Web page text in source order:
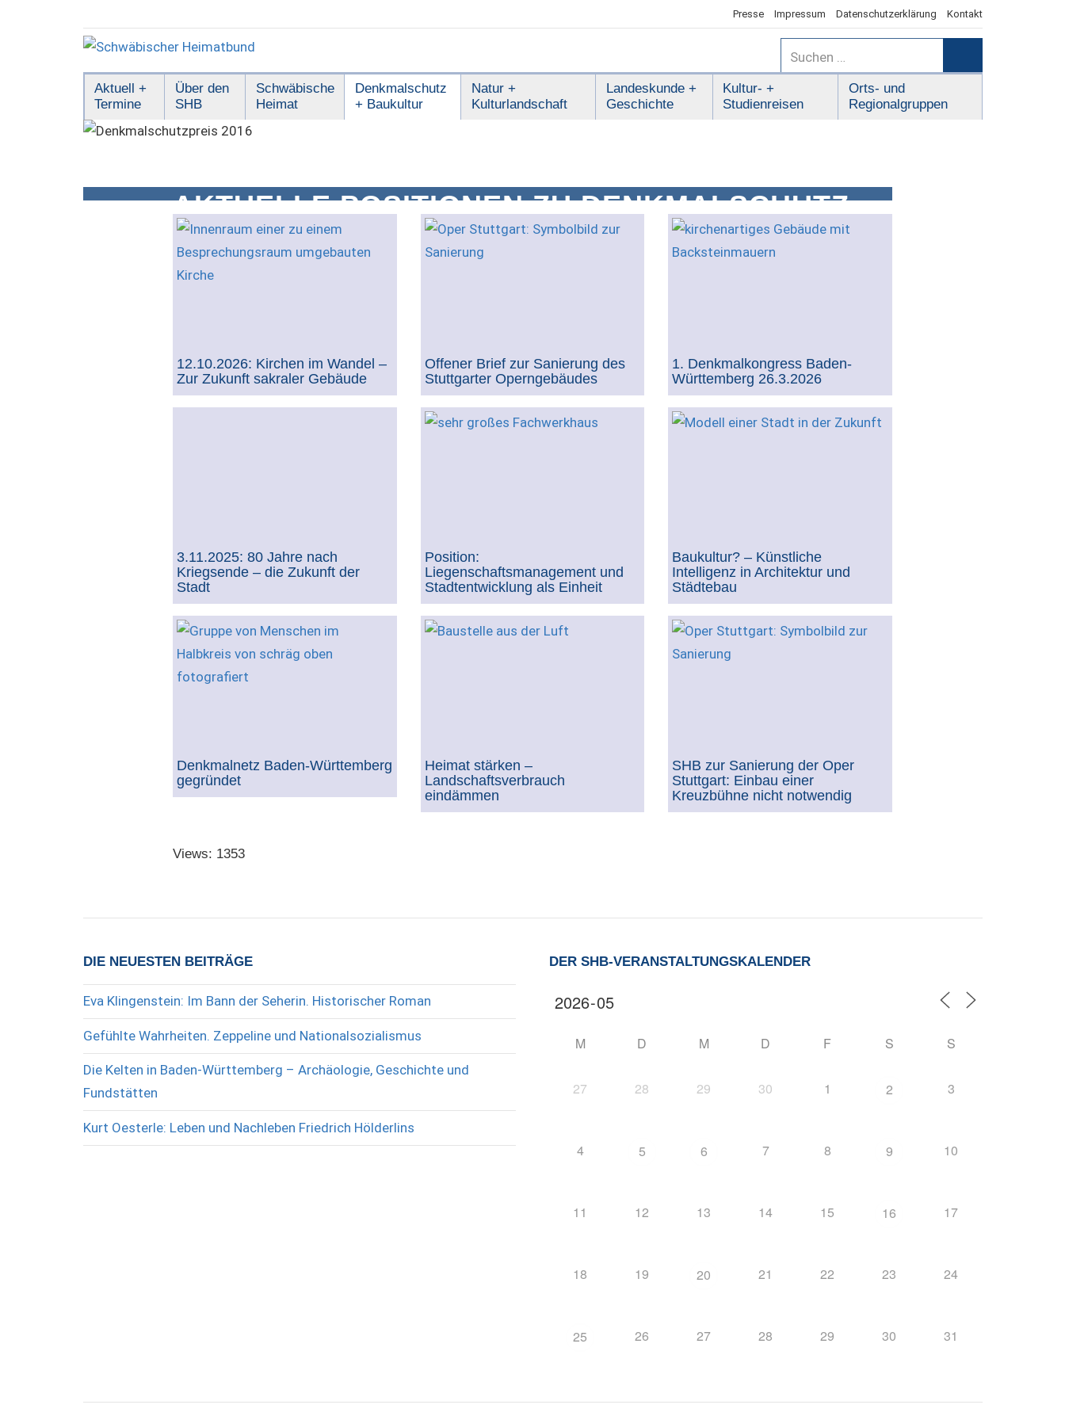
Presse Impressum Datenschutzerklärung Kontakt
Schwäbischer
Heimatbund
Suchen
nach:
Aktuell +
Termine
Über den
SHB
Schwäbische
Heimat
Denkmalschutz
+ Baukultur
Natur +
Kulturlandschaft
Landeskunde +
Geschichte
Kultur- +
Studienreisen
Orts- und
Regionalgruppen
AKTUELLE POSITIONEN ZU DENKMALSCHUTZ,
STÄDTEBAU UND BAUKULTUR
12.10.2026: Kirchen im Wandel –
Zur Zukunft sakraler Gebäude
Offener Brief zur Sanierung des
Stuttgarter Operngebäudes
1. Denkmalkongress Baden-
Württemberg 26.3.2026
3.11.2025: 80 Jahre nach
Kriegsende – die Zukunft der
Stadt
Position:
Liegenschaftsmanagement und
Stadtentwicklung als Einheit
Baukultur? – Künstliche
Intelligenz in Architektur und
Städtebau
Denkmalnetz Baden-Württemberg
gegründet
Heimat stärken –
Landschaftsverbrauch
eindämmen
SHB zur Sanierung der Oper
Stuttgart: Einbau einer
Kreuzbühne nicht notwendig
Views: 1353
DIE NEUESTEN BEITRÄGE
Eva Klingenstein: Im Bann der Seherin. Historischer Roman
Gefühlte Wahrheiten. Zeppeline und Nationalsozialismus
Die Kelten in Baden-Württemberg – Archäologie, Geschichte und
Fundstätten
Kurt Oesterle: Leben und Nachleben Friedrich Hölderlins
DER SHB-VERANSTALTUNGSKALENDER
M D M D F S S
27 28 29 30 1 2 3
4 5 6 7 8 9 10
11 12 13 14 15 16 17
18 19 20 21 22 23 24
25 26 27 28 29 30 31